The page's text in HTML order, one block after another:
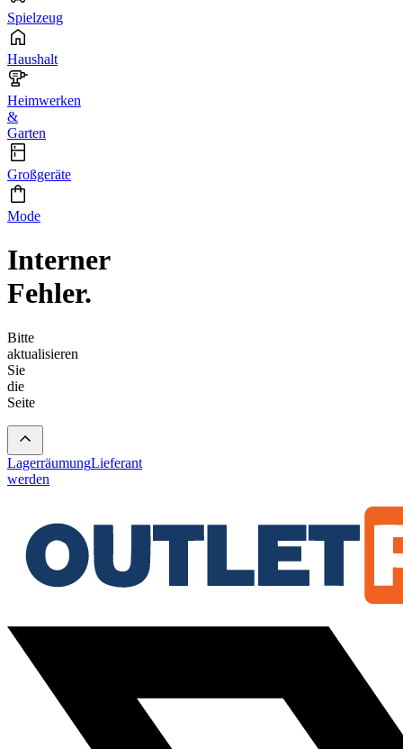
Spielzeug
Haushalt
Heimwerken
&
Garten
Großgeräte
Mode
Interner
Fehler.
Bitte
aktualisieren
Sie
die
Seite
LagerräumungLieferant
werden